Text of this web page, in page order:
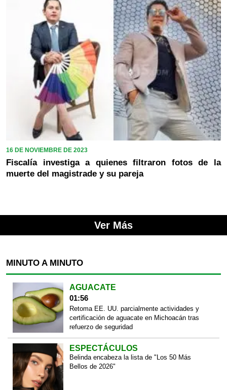
16 DE NOVIEMBRE DE 2023
Fiscalía investiga a quienes filtraron fotos de la
muerte del magistrade y su pareja
Ver Más
MINUTO A MINUTO
AGUACATE
01:56
Retoma EE. UU. parcialmente actividades y
certificación de aguacate en Michoacán tras
refuerzo de seguridad
ESPECTÁCULOS
Belinda encabeza la lista de "Los 50 Más
Bellos de 2026"